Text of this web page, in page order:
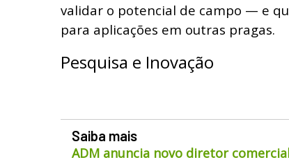
validar o potencial de campo — e
para aplicações em outras pragas.
Pesquisa e Inovação
Saiba mais
ADM anuncia novo diretor